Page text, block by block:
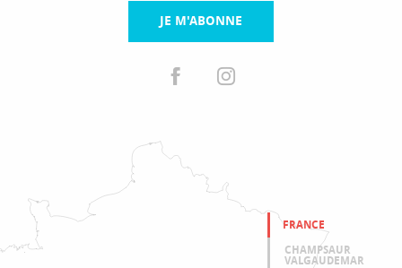
JE M'ABONNE
FRANCE
CHAMPSAUR
VALGAUDEMAR